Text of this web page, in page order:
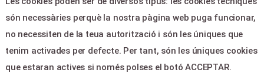
Avís legal
Política de privacitat
Contactar
són necessàries perquè la nostra pàgina web puga funcionar,
no necessiten de la teua autorització i són les úniques que
tenim activades per defecte. Per tant, són les úniques cookies
que estaran actives si només polses el botó ACCEPTAR.